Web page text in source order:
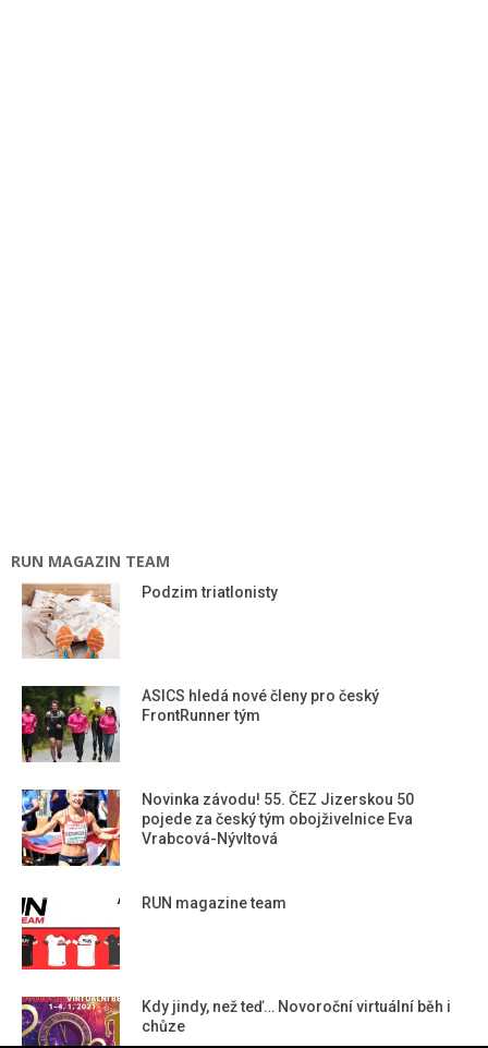
RUN MAGAZIN TEAM
Podzim triatlonisty
ASICS hledá nové členy pro český
FrontRunner tým
Novinka závodu! 55. ČEZ Jizerskou 50
pojede za český tým obojživelnice Eva
Vrabcová-Nývltová
RUN magazine team
Kdy jindy, než teď… Novoroční virtuální běh i
chůze